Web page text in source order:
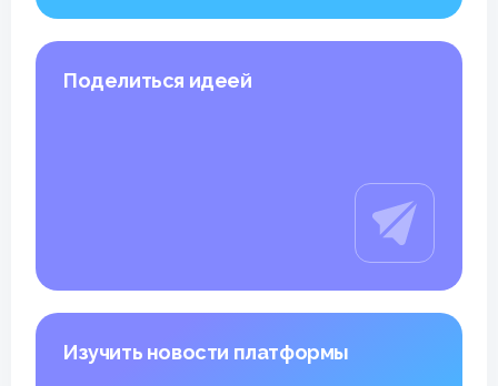
Поделиться идеей
Изучить новости платформы